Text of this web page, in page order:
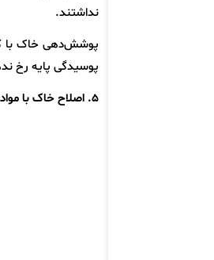
نداشتند.
پوشش‌دهی خاک با
پوسیدگی پایه رخ
۵. اصلاح خاک با مواد آلی